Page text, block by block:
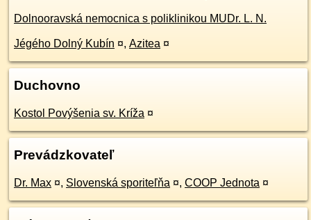
Dolnooravská nemocnica s poliklinikou MUDr. L. N.
Jégého Dolný Kubín ¤, Azitea ¤
Duchovno
Kostol Povýšenia sv. Kríža ¤
Prevádzkovateľ
Dr. Max ¤, Slovenská sporiteľňa ¤, COOP Jednota ¤